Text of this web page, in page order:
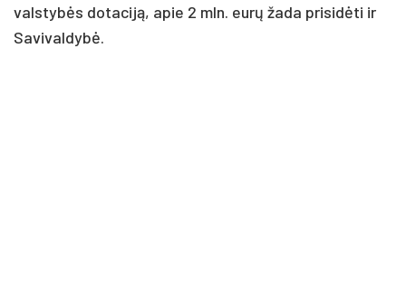
valstybės dotaciją, apie 2 mln. eurų žada prisidėti ir
Savivaldybė.